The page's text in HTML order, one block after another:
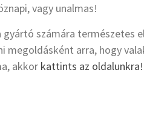
vagy unalmas!
számára természetes
megoldásként arra, hogy
akkor kattints az oldalunkra!